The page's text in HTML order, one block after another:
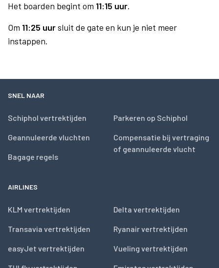
Het boarden begint om 11:15 uur.
Om 11:25 uursluit de gate en kun je niet meer
instappen.
SNEL NAAR
Schiphol vertrektijden
Geannuleerde vluchten
Bagage regels
Parkeren op Schiphol
Compensatie bij vertraging
of geannuleerde vlucht
AIRLINES
KLM vertrektijden
Transavia vertrektijden
easyJet vertrektijden
Delta vertrektijden
Ryanair vertrektijden
Vueling vertrektijden